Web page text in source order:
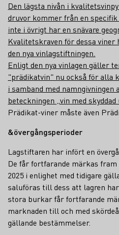
Den lägsta nivån i
druvor kommer från en
inte i övrigt har en snävare
Kvalitetskraven för dessa
den nya vinlagstiftningen.
Enligt den nya vinlagen gäller
"prädikatvin" nu också för alla
i samband med namngivningen
beteckningen „ vin med
Prädikat-viner måste även
&övergångsperioder
Lagstiftaren har infört en
De får fortfarande märkas
2025 i enlighet med tidigare
saluföras till dess att lagren
stora burkar får fortfarande
marknaden till och med
gällande bestämmelser.